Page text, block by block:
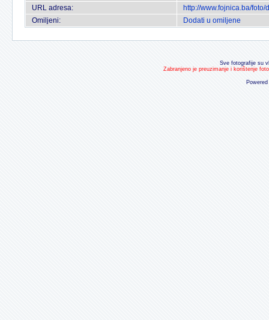
URL adresa:
http://www.fojnica.ba/
Omiljeni:
Dodati u omiljene
Sve fotografije su
Zabranjeno je preuzimanje i korištenje